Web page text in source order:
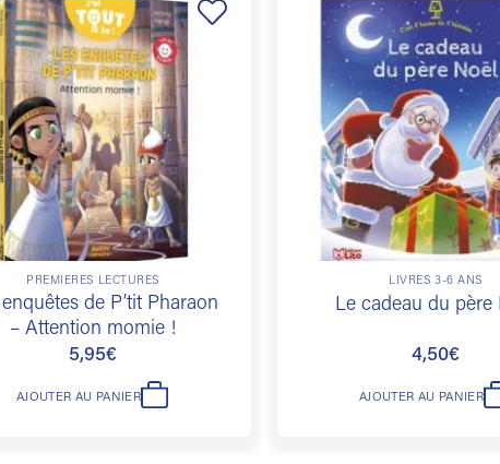
PREMIÈRES LECTURES
enquêtes de P’tit Pharaon
– Attention momie !
5,95€
AJOUTER AU PANIER
LIVRES 3-6 ANS
Le cadeau du père
4,50€
AJOUTER AU PANIER